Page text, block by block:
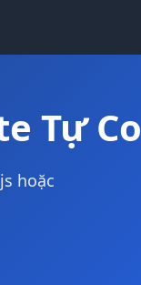
Tự
hoặc